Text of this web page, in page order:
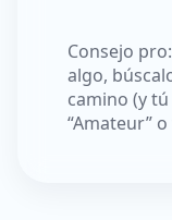
Consejo
algo,
camino (y
“Amateur”